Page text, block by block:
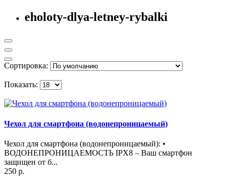
eholoty-dlya-letney-rybalki
Сортировка:
Показать:
Чехол для смартфона (водонепроницаемый)
Чехол для смартфона (водонепроницаемый): •
ВОДОНЕПРОНИЦАЕМОСТЬ IPX8 – Ваш смартфон
защищен от б...
250 р.